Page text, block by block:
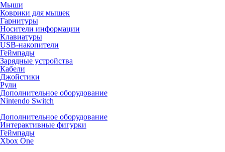
Мыши
Коврики для мышек
Гарнитуры
Носители информации
Клавиатуры
USB-накопители
Геймпады
Зарядные устройства
Кабели
Джойстики
Рули
Дополнительное оборудование
Nintendo Switch
Дополнительное оборудование
Интерактивные фигурки
Геймпады
Xbox One